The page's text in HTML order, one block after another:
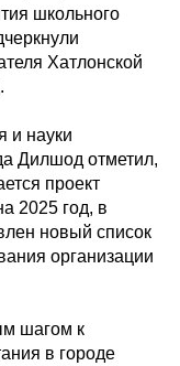
школьного
Хатлонской
и науки
Дилшод отметил,
проект
2025 год, в
новый список
организации
шагом к
в городе